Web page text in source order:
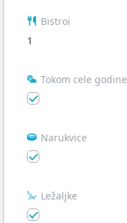
Bistroi
1
Tokom cele godine
Narukvice
Ležaljke